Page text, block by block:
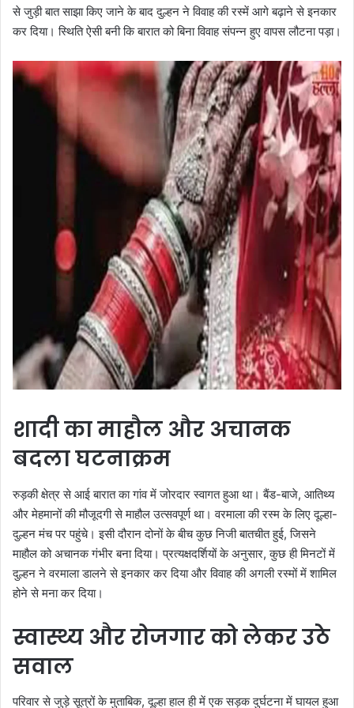
से जुड़ी बात साझा किए जाने के बाद दुल्हन ने विवाह की रस्में आगे बढ़ाने से इनकार
कर दिया। स्थिति ऐसी बनी कि बारात को बिना विवाह संपन्न हुए वापस लौटना पड़ा।
शादी का माहौल और अचानक
बदला घटनाक्रम
रुड़की क्षेत्र से आई बारात का गांव में जोरदार स्वागत हुआ था। बैंड-बाजे, आतिथ्य
और मेहमानों की मौजूदगी से माहौल उत्सवपूर्ण था। वरमाला की रस्म के लिए दूल्हा-
दुल्हन मंच पर पहुंचे। इसी दौरान दोनों के बीच कुछ निजी बातचीत हुई, जिसने
माहौल को अचानक गंभीर बना दिया। प्रत्यक्षदर्शियों के अनुसार, कुछ ही मिनटों में
दुल्हन ने वरमाला डालने से इनकार कर दिया और विवाह की अगली रस्मों में शामिल
होने से मना कर दिया।
स्वास्थ्य और रोजगार को लेकर उठे
सवाल
परिवार से जुड़े सूत्रों के मुताबिक, दूल्हा हाल ही में एक सड़क दुर्घटना में घायल हुआ